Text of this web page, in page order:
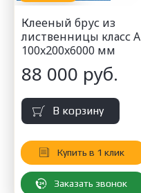
Клееный брус из
лиственницы класс А
100x200x6000 мм
88 000 руб.
В корзину
Купить в 1 клик
Заказать звонок